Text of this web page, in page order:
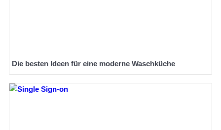
Die besten Ideen für eine moderne Waschküche